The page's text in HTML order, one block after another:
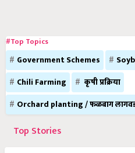
#Top Topics
Government Schemes
Chili Farming
कृषी प्रक्रिया
Orchard planting / फळबाग
Top Stories